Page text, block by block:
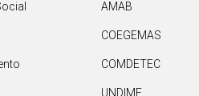
AMAB
COEGEMAS
COMDETEC
UNDIME